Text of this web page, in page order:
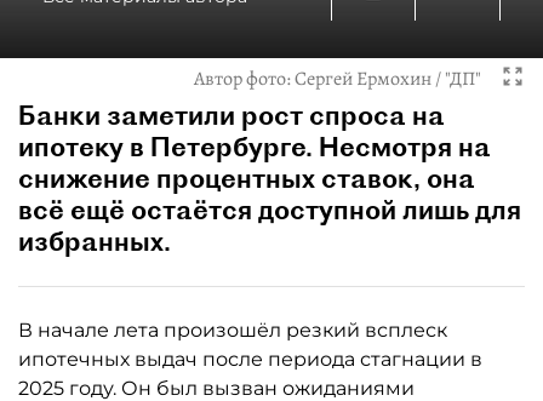
Автор фото:Сергей Ермохин / "ДП"
Банки заметили рост спроса на
ипотеку в Петербурге. Несмотря на
снижение процентных ставок, она
всё ещё остаётся доступной лишь для
избранных.
В начале лета произошёл резкий всплеск
ипотечных выдач после периода стагнации в
2025 году. Он был вызван ожиданиями